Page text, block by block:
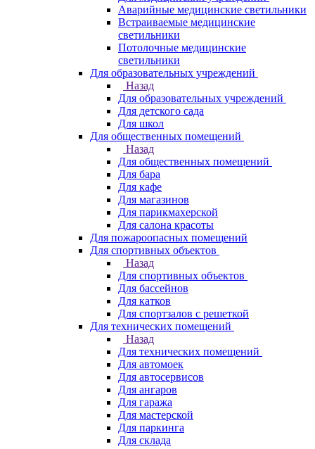
Аварийные медицинские светильники
Встраиваемые медицинские
светильники
Потолочные медицинские
светильники
Для образовательных учреждений
Назад
Для образовательных учреждений
Для детского сада
Для школ
Для общественных помещений
Назад
Для общественных помещений
Для бара
Для кафе
Для магазинов
Для парикмахерской
Для салона красоты
Для пожароопасных помещений
Для спортивных объектов
Назад
Для спортивных объектов
Для бассейнов
Для катков
Для спортзалов с решеткой
Для технических помещений
Назад
Для технических помещений
Для автомоек
Для автосервисов
Для ангаров
Для гаража
Для мастерской
Для паркинга
Для склада